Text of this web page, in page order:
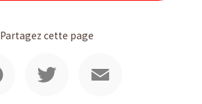
Partagez cette page